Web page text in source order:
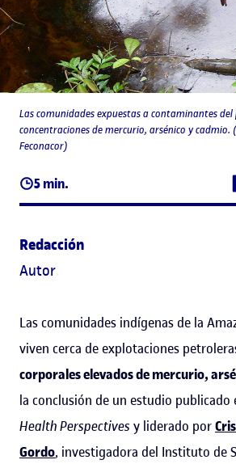
5 min.
Las comunidades expuestas a contaminantes
concentraciones de mercurio, arsénico y cadmio.
Feconacor)
Redacción
Autor
Las comunidades indígenas de la
viven cerca de explotaciones
corporales elevados de mercurio,
la conclusión de un estudio publicado
Health Perspectives y liderado por
Gordo, investigadora del Instituto de